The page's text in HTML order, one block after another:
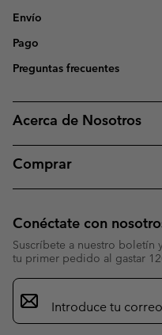
Envío
Pago
Preguntas frecuentes
Acerca de Nosotros
Comprar
Conéctate con
Suscríbete a nuestro boletín
tu primer pedido al gastar
Suscripción
de
correo